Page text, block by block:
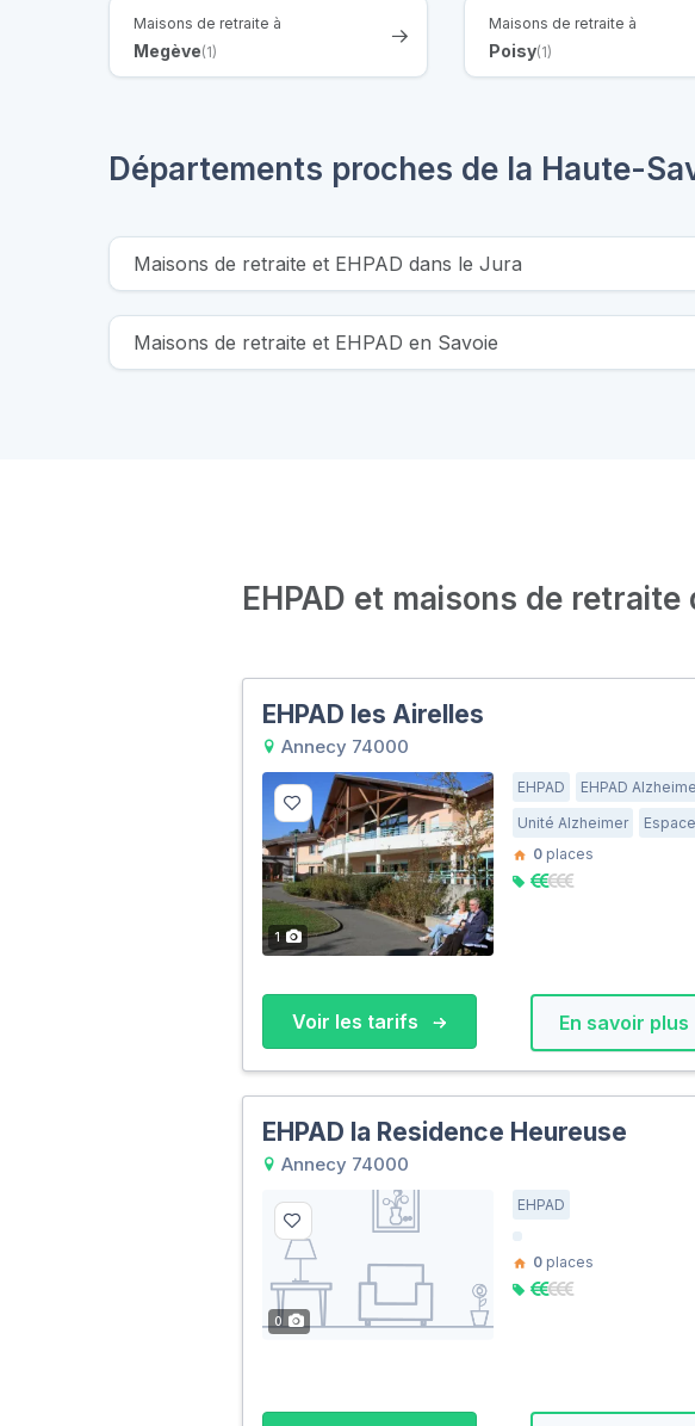
Maisons de retraite à
Megève(1)
Maisons de retraite à
Poisy(1)
Départements proches de la Haute-
Maisons de retraite et EHPAD dans le Jura
Maisons de retraite et EHPAD en Savoie
EHPAD et maisons de
EHPAD les Airelles
Annecy 74000
1
EHPAD
EHPAD
Unité Alzheimer
0places
Voir les tarifs En savoir plus
EHPAD la Residence Heureuse
Annecy 74000
0
EHPAD
0places